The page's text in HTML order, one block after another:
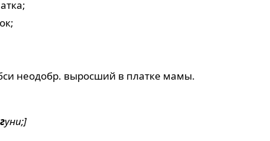
неодобр. выросший в платке мамы.
уни;]